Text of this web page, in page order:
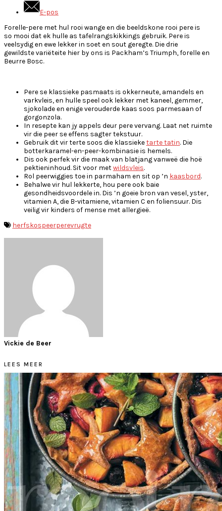
E-pos
Forelle-pere met hul rooi wange en die beeldskone rooi pere is
so mooi dat ek hulle as tafelrangskikkings gebruik. Pere is
veelsydig en ewe lekker in soet en sout geregte. Die drie
gewildste variëteite hier by ons is Packham’s Triumph, forelle en
Beurre Bosc.
Pere se klassieke pasmaats is okkerneute, amandels en
varkvleis, en hulle speel ook lekker met kaneel, gemmer,
sjokolade en enige verouderde kaas soos parmesaan of
gorgonzola.
In resepte kan jy appels deur pere vervang. Laat net ruimte
vir die peer se effens sagter tekstuur.
Gebruik dit vir terte soos die klassieketarte tatin. Die
botterkaramel-en-peer-kombinasie is hemels.
Dis ook perfek vir die maak van blatjang vanweë die hoë
pektieninhoud. Sit voor metwildsvleis.
Rol peerwiggies toe in parmaham en sit op ’n kaasbord.
Behalwe vir hul lekkerte, hou pere ook baie
gesondheidsvoordele in. Dis ’n goeie bron van vesel, yster,
vitamien A, die B-vitamiene, vitamien C en foliensuur. Dis
veilig vir kinders of mense met allergieë.
herfskospeerperevrugte
Vickie de Beer
LEES MEER